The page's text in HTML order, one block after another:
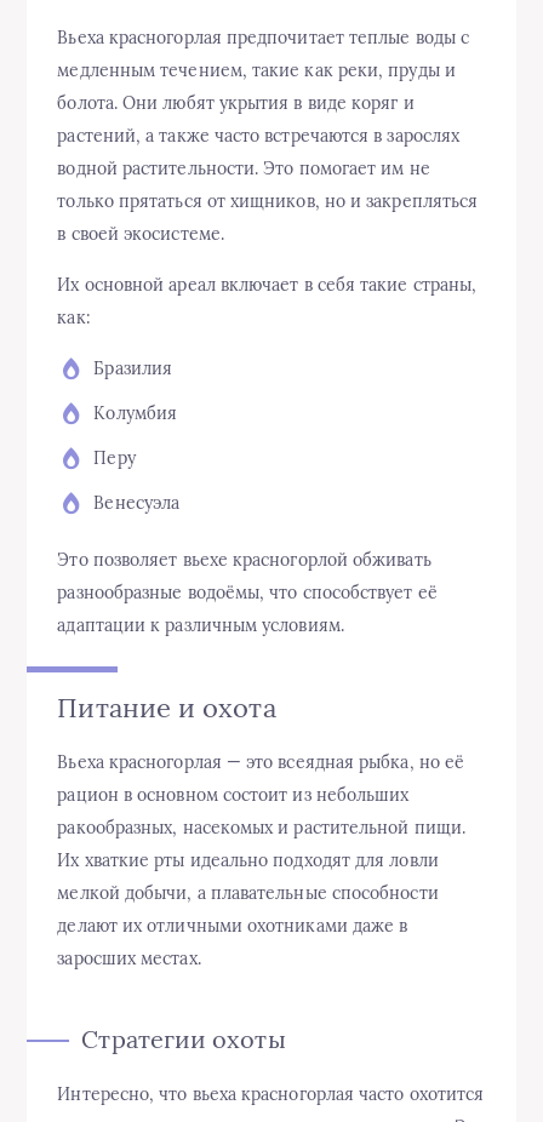
Вьеха красногорлая предпочитает теплые воды с
медленным течением, такие как реки, пруды и
болота. Они любят укрытия в виде коряг и
растений, а также часто встречаются в зарослях
водной растительности. Это помогает им не
только прятаться от хищников, но и закрепляться
в своей экосистеме.
Их основной ареал включает в себя такие страны,
как:
Бразилия
Колумбия
Перу
Венесуэла
Это позволяет вьехе красногорлой обживать
разнообразные водоёмы, что способствует её
адаптации к различным условиям.
Питание и охота
Вьеха красногорлая — это всеядная рыбка, но её
рацион в основном состоит из небольших
ракообразных, насекомых и растительной пищи.
Их хваткие рты идеально подходят для ловли
мелкой добычи, а плавательные способности
делают их отличными охотниками даже в
заросших местах.
Стратегии охоты
Интересно, что вьеха красногорлая часто охотится